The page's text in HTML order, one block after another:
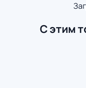
С этим